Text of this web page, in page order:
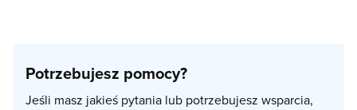
Potrzebujesz pomocy?
Jeśli masz jakieś pytania lub potrzebujesz wsparcia,